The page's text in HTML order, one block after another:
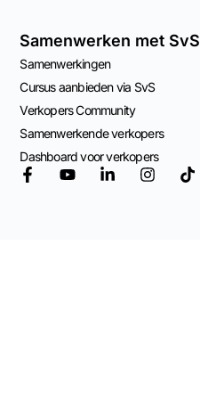
Samenwerken met SvS
Samenwerkingen
Cursus aanbieden via SvS
Verkopers Community
Samenwerkende verkopers
Dashboard voor verkopers